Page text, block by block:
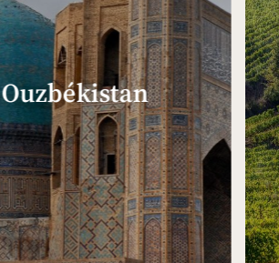
Ouzbékistan